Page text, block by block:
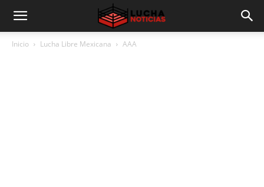
Inicio Lucha Libre Mexicana AAA